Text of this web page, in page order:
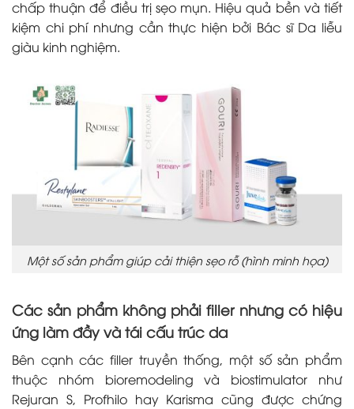
chấp thuận để điều trị sẹo mụn. Hiệu quả bền và tiết
kiệm chi phí nhưng cần thực hiện bởi Bác sĩ Da liễu
giàu kinh nghiệm.
Một số sản phẩm giúp cải thiện sẹo rỗ (hình minh họa)
Các sản phẩm không phải filler nhưng có hiệu
ứng làm đầy và tái cấu trúc da
Bên cạnh các filler truyền thống, một số sản phẩm
thuộc nhóm bioremodeling và biostimulator như
Rejuran S, Profhilo hay Karisma cũng được chứng